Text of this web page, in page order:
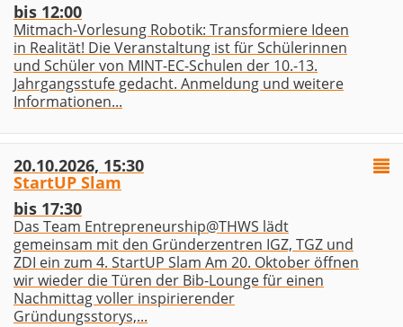
bis 12:00
Mitmach-Vorlesung Robotik: Transformiere Ideen
in Realität! Die Veranstaltung ist für Schülerinnen
und Schüler von MINT-EC-Schulen der 10.-13.
Jahrgangsstufe gedacht. Anmeldung und weitere
Informationen...
20.10.2026, 15:30
StartUP Slam
bis 17:30
Das Team Entrepreneurship@THWS lädt
gemeinsam mit den Gründerzentren IGZ, TGZ und
ZDI ein zum 4. StartUP Slam Am 20. Oktober öffnen
wir wieder die Türen der Bib-Lounge für einen
Nachmittag voller inspirierender
Gründungsstorys,...